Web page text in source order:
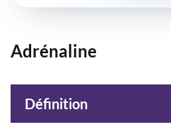
Adrénaline
Définition